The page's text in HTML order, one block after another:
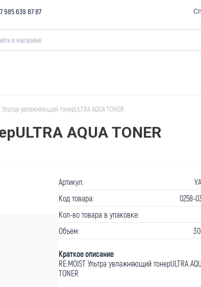
985 639 87 87
Ультра увлажняющий тонерULTRA AQUA TONER
AQUA TONER
Артикул:
Код товара:
0258-
Кол-во товара в упаковке:
Объем:
Краткое описание
RE:MOIST Ультра увлажняющий тонерULTRA
TONER